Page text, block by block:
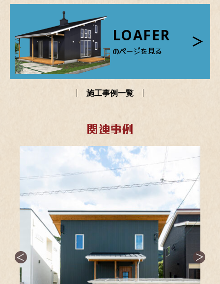
LOAFER
のページを見る
施工事例一覧
関連事例